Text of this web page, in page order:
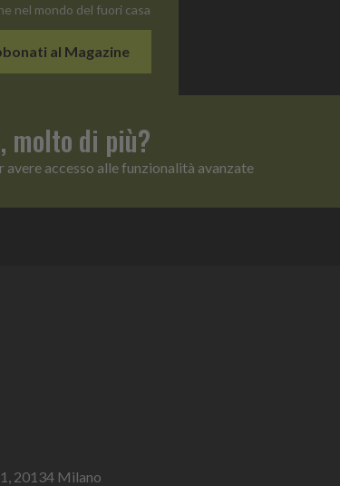
nel mondo del fuori casa
al Magazine
molto di più?
accesso alle funzionalità avanzate
20134 Milano